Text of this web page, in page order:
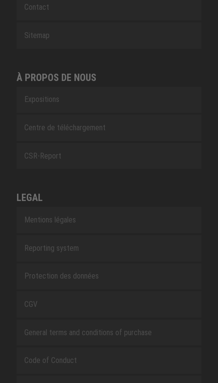
Contact
Sitemap
À PROPOS DE NOUS
Expositions
Centre de téléchargement
CSR-Report
LEGAL
Mentions légales
Reporting system
Protection des données
CGV
General terms and conditions of purchase
Code of Conduct